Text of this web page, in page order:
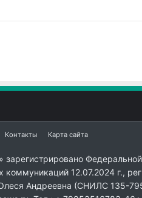
Контакты Карта сайта
зарегистрировано
12.07.2024 г.,
Андреевна (СНИЛС 135-